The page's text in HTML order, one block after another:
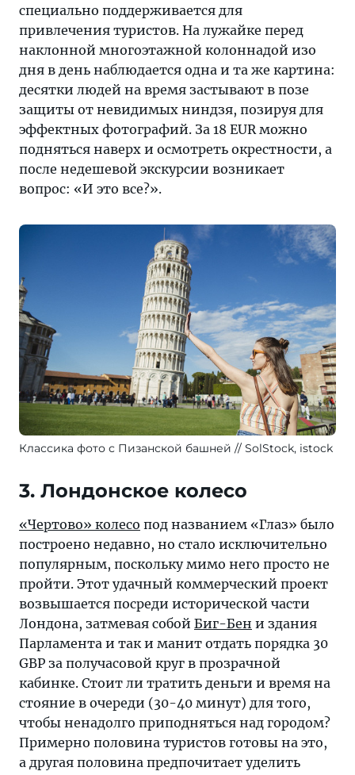
специально поддерживается для
привлечения туристов. На лужайке перед
наклонной многоэтажной колоннадой изо
дня в день наблюдается одна и та же картина:
десятки людей на время застывают в позе
защиты от невидимых ниндзя, позируя для
эффектных фотографий. За 18 EUR можно
подняться наверх и осмотреть окрестности, а
после недешевой экскурсии возникает
вопрос: «И это все?».
Классика фото с Пизанской башней SolStock, istock
3. Лондонское колесо
«Чертово» колесо под названием «Глаз» было
построено недавно, но стало исключительно
популярным, поскольку мимо него просто не
пройти. Этот удачный коммерческий проект
возвышается посреди исторической части
Лондона, затмевая собой Биг-Бен и здания
Парламента и так и манит отдать порядка 30
GBP за получасовой круг в прозрачной
кабинке. Стоит ли тратить деньги и время на
стояние в очереди (30-40 минут) для того,
чтобы ненадолго приподняться над городом?
Примерно половина туристов готовы на это,
а другая половина предпочитает уделить